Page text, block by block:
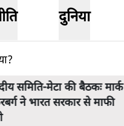
दुनिया
समिति-मेटा की बैठकः मार्क
ने भारत सरकार से माफी